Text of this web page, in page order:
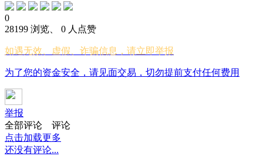
0
28199 浏览、 0 人点赞
如遇无效、虚假、诈骗信息，请立即举报
为了您的资金安全，请见面交易，切勿提前支付任何费用
举报
全部评论
评论
点击加载更多
还没有评论...